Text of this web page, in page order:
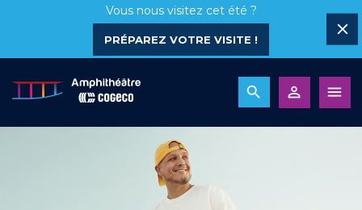
Vous nous visitez cet été ?
PRÉPAREZ VOTRE VISITE !